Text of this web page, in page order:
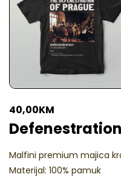
40,00KM
Malfini premium majica
Materijal: 100% pamuk